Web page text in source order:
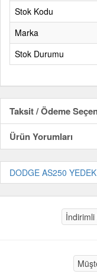
Stok Kodu
Marka
Stok Durumu
Taksit / Ödeme
Ürün Yorumları
DODGE AS250